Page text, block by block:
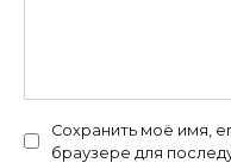
Сохранить моё имя,
браузере для